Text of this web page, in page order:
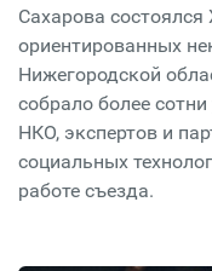
Сахарова
ориентированных
Нижегородской
собрало более
НКО, экспертов и
социальных
работе съезда.